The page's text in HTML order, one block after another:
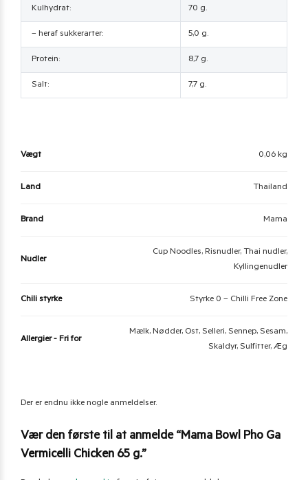
Kulhydrat: 70 g.
– heraf sukkerarter: 5,0 g.
Protein: 8,7 g.
Salt: 7,7 g.
Vægt 0,06 kg
Land Thailand
Brand Mama
Nudler
Cup Noodles, Risnudler, Thai nudler,
Kyllingenudler
Chili styrke Styrke 0 – Chilli Free Zone
Allergier - Fri for
Mælk, Nødder, Ost, Selleri, Sennep, Sesam,
Skaldyr, Sulfitter, Æg
Der er endnu ikke nogle anmeldelser.
Vær den første til at anmelde “Mama Bowl Pho Ga
Vermicelli Chicken 65 g.”